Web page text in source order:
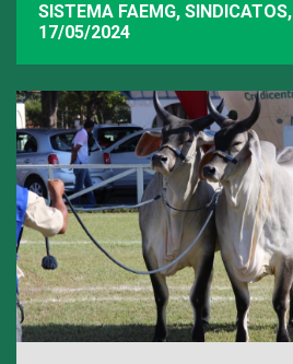
SISTEMA FAEMG,
17/05/2024